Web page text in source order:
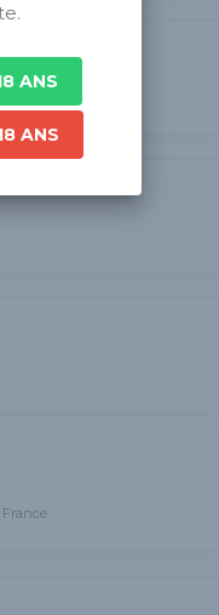
France
ANS
ANS